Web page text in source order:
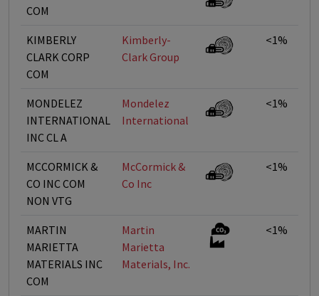
COM
KIMBERLY
CLARK CORP
COM
Kimberly-
Clark Group
<1%
MONDELEZ
INTERNATIONAL
INC CL A
Mondelez
International
<1%
MCCORMICK &
CO INC COM
NON VTG
McCormick &
Co Inc
<1%
MARTIN
MARIETTA
MATERIALS INC
COM
Martin
Marietta
Materials, Inc.
<1%